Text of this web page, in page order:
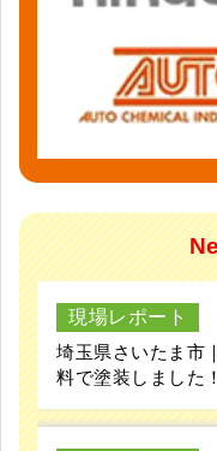
現場レポート
埼玉県さいたま市
料で塗装しました